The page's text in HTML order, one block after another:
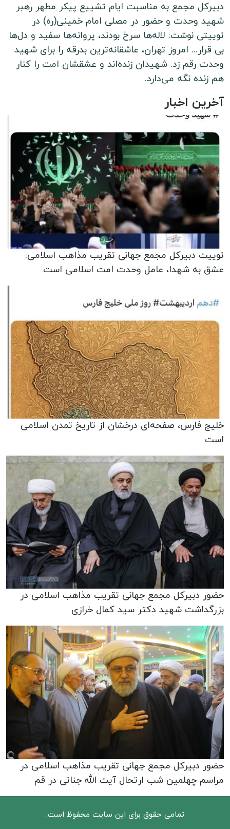
دبیرکل مجمع به مناسبت ایام تشییع پیکر مطهر رهبر
شهید وحدت و حضور در مصلی امام خمینی(ره) در
توییتی نوشت: لاله‌ها سرخ بودند، پروانه‌ها سفید و دل‌ها
بی قرار... امروز تهران، عاشقانه‌ترین بدرقه را برای شهید
وحدت رقم زد. شهیدان زنده‌اند و عشقشان امت را کنار
هم زنده نگه می‌دارد.
آخرین اخبار
توییت دبیرکل مجمع جهانی تقریب مذاهب اسلامی:
عشق به شهدا، عامل وحدت امت اسلامی است
خلیج فارس، صفحه‌ای درخشان از تاریخ تمدن اسلامی
است
حضور دبیرکل مجمع جهانی تقریب مذاهب اسلامی در
بزرگداشت شهید دکتر سید کمال خرازی
حضور دبیرکل مجمع جهانی تقریب مذاهب اسلامی در
مراسم چهلمین شب ارتحال آیت الله جناتی در قم
تمامی حقوق برای این سایت محفوظ است.